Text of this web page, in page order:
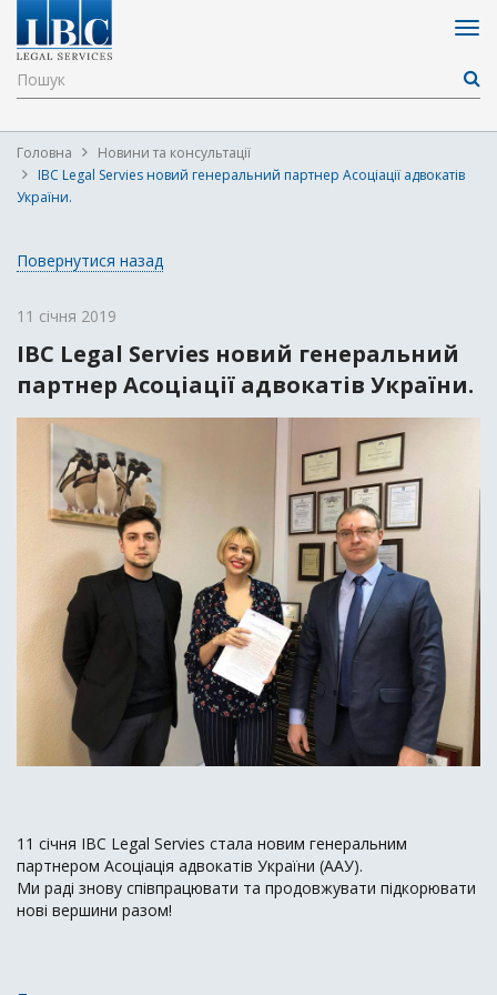
Головна
Новини та консультації
IBC Legal Servies новий генеральний партнер Асоціації адвокатів
України.
Повернутися назад
11 січня 2019
IBC Legal Servies новий генеральний
партнер Асоціації адвокатів України.
11 січня IBC Legal Servies стала новим генеральним
партнером Асоціація адвокатів України (ААУ).
Ми раді знову співпрацювати та продовжувати підкорювати
нові вершини разом!